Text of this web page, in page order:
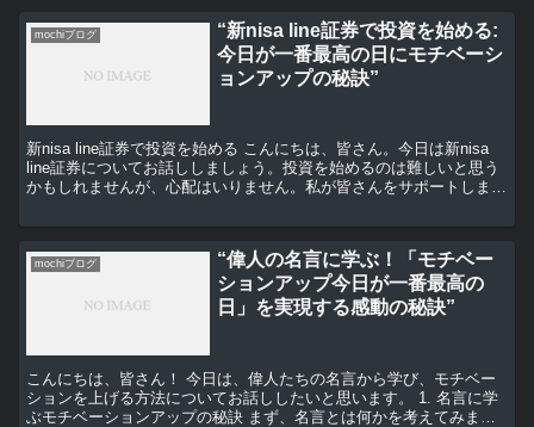
mochiブログ
“新nisa line証券で投資を始める:
今日が一番最高の日にモチベーシ
ョンアップの秘訣”
新nisa line証券で投資を始める こんにちは、皆さん。今日は新nisa
line証券についてお話ししましょう。投資を始めるのは難しいと思う
かもしれませんが、心配はいりません。私が皆さんをサポートしま
mochiブログ
“偉人の名言に学ぶ！「モチベー
ションアップ今日が一番最高の
日」を実現する感動の秘訣”
こんにちは、皆さん！ 今日は、偉人たちの名言から学び、モチベー
ションを上げる方法についてお話ししたいと思います。 1. 名言に学
ぶモチベーションアップの秘訣 まず、名言とは何かを考えてみまし